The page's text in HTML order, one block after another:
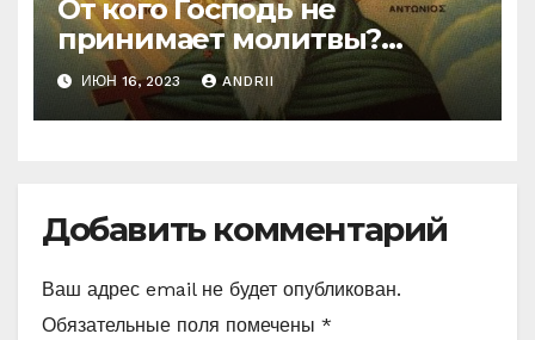
От кого Господь не
принимает молитвы?
Неожиданные слова
Ефрема Сирина
ИЮН 16, 2023 ANDRII
Добавить комментарий
Ваш адрес email не будет опубликован.
Обязательные поля помечены *